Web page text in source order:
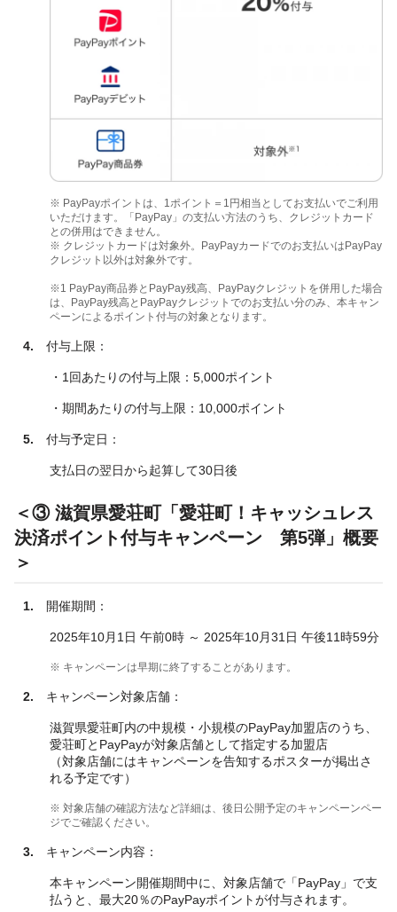
※ PayPayポイントは、1ポイント＝1円相当としてお支払いでご利用
いただけます。「PayPay」の支払い方法のうち、クレジットカード
との併用はできません。
※ クレジットカードは対象外。PayPayカードでのお支払いはPayPay
クレジット以外は対象外です。
※1 PayPay商品券とPayPay残高、PayPayクレジットを併用した場合
は、PayPay残高とPayPayクレジットでのお支払い分のみ、本キャン
ペーンによるポイント付与の対象となります。
4. 付与上限：
・1回あたりの付与上限：5,000ポイント
・期間あたりの付与上限：10,000ポイント
5. 付与予定日：
支払日の翌日から起算して30日後
＜③ 滋賀県愛荘町「愛荘町！キャッシュレス
決済ポイント付与キャンペーン 第5弾」概要
＞
1. 開催期間：
2025年10月1日 午前0時 ～ 2025年10月31日 午後11時59分
※ キャンペーンは早期に終了することがあります。
2. キャンペーン対象店舗：
滋賀県愛荘町内の中規模・小規模のPayPay加盟店のうち、
愛荘町とPayPayが対象店舗として指定する加盟店
（対象店舗にはキャンペーンを告知するポスターが掲出さ
れる予定です）
※ 対象店舗の確認方法など詳細は、後日公開予定のキャンペーンペー
ジでご確認ください。
3. キャンペーン内容：
本キャンペーン開催期間中に、対象店舗で「PayPay」で支
払うと、最大20％のPayPayポイントが付与されます。